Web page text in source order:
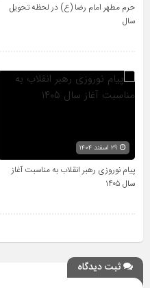
حرم مطهر امام رضا (ع) در لحظه تحویل
سال
پیام نوروزی رهبر انقلاب به مناسبت آغاز
سال ۱۴۰۵
ثبت دیدگاه